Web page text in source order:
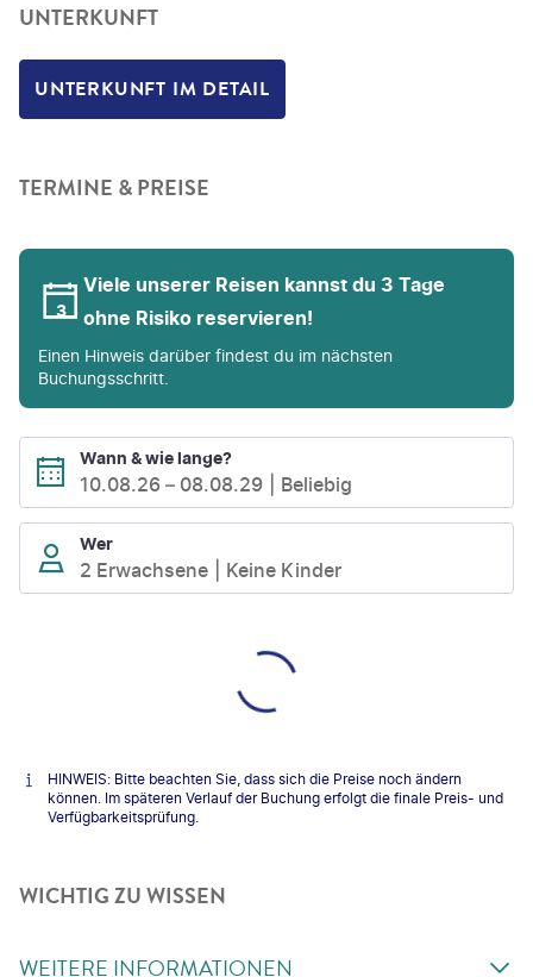
UNTERKUNFT
UNTERKUNFT IM DETAIL
TERMINE & PREISE
Viele unserer Reisen kannst du 3 Tage
ohne Risiko reservieren!
Einen Hinweis darüber findest du im nächsten
Buchungsschritt.
Wann & wie lange?
10.08.26 – 08.08.29 Beliebig
Wer
2 Erwachsene Keine Kinder
HINWEIS: Bitte beachten Sie, dass sich die Preise noch ändern
können. Im späteren Verlauf der Buchung erfolgt die finale Preis- und
Verfügbarkeitsprüfung.
WICHTIG ZU WISSEN
WEITERE INFORMATIONEN